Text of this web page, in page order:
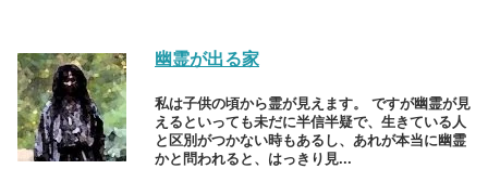
幽霊が出る家
私は子供の頃から霊が見えます。 ですが幽霊が見
えるといっても未だに半信半疑で、生きている人
と区別がつかない時もあるし、あれが本当に幽霊
かと問われると、はっきり見...